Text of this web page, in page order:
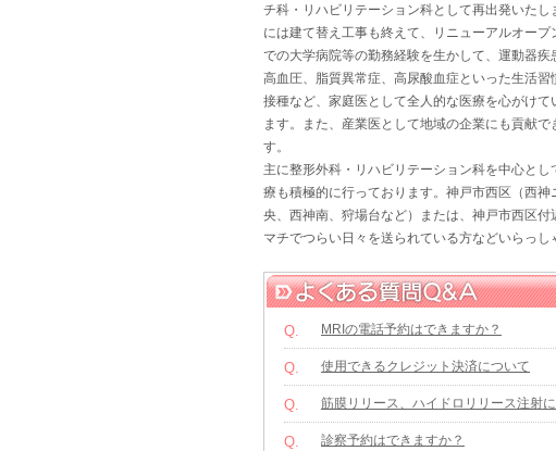
チ科・リハビリテーション科として再出発いたし
には建て替え工事も終えて、リニューアルオープ
での大学病院等の勤務経験を生かして、運動器疾
高血圧、脂質異常症、高尿酸血症といった生活習
接種など、家庭医として全人的な医療を心がけて
ます。また、産業医として地域の企業にも貢献で
す。
主に整形外科・リハビリテーション科を中心と
療も積極的に行っております。神戸市西区（西神
央、西神南、狩場台など）または、神戸市西区
マチでつらい日々を送られている方などいらっ
Q. MRIの電話予約はできますか？
Q. 使用できるクレジット決済について
Q. 筋膜リリース、ハイドロリリース注射
Q. 診察予約はできますか？